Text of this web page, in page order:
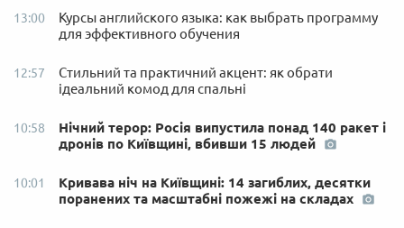
13:00
Курсы английского языка: как выбрать программу
для эффективного обучения
12:57
Стильний та практичний акцент: як обрати
ідеальний комод для спальні
10:58
Нічний терор: Росія випустила понад 140 ракет і
дронів по Київщині, вбивши 15 людей
10:01
Кривава ніч на Київщині: 14 загиблих, десятки
поранених та масштабні пожежі на складах